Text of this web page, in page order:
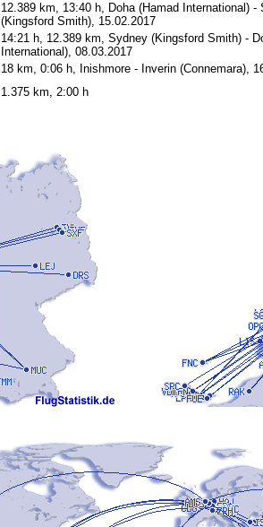
12.389 km, 13:40 h, Doha (Hamad International) -
(Kingsford Smith), 15.02.2017
14:21 h, 12.389 km, Sydney (Kingsford Smith) -
International), 08.03.2017
18 km, 0:06 h, Inishmore - Inverin (Connemara),
1.375 km, 2:00 h